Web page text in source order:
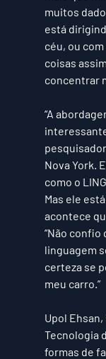
muitos
está
céu, ou
coisas
concentrar
“A
Nova York.
como o
Mas ele
acontece
“Não confio
linguagem
certeza se
meu carro.”
Upol
Tecnologia
formas de